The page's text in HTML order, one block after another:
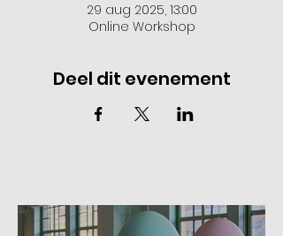
29 aug 2025, 13:00
Online Workshop
Deel dit evenement